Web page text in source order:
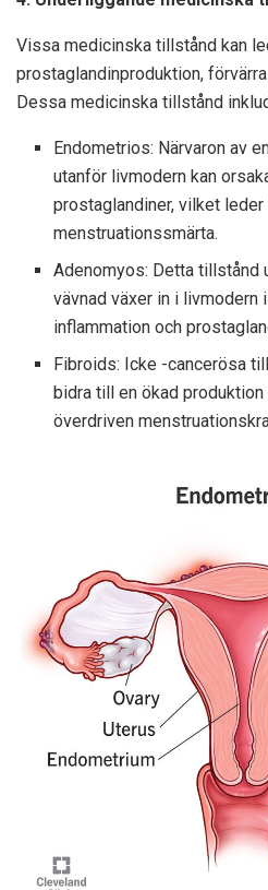
Vissa medicinska tillstånd kan
prostaglandinproduktion,
Dessa medicinska tillstånd
Endometrios: Närvaron av
utanför livmodern kan
prostaglandiner, vilket
menstruationssmärta.
Adenomyos: Detta tillstånd
vävnad växer in i livmodern
inflammation och
Fibroids: Icke -cancerösa
bidra till en ökad
överdriven